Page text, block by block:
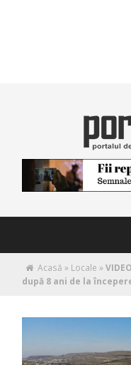
Acasă » Locale »
după 8 ani de la